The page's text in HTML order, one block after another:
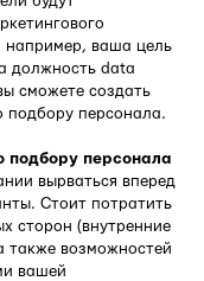
например, ваша цель
должность data
сможете создать
персонала.
подбору персонала
вырваться вперед
Стоит потратить
сторон (внутренние
также возможностей
вашей